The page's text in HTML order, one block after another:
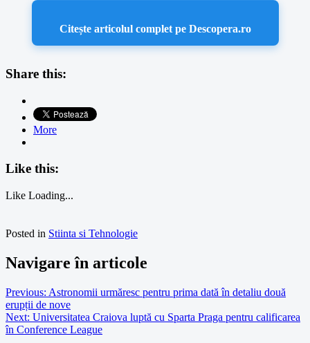
Citește articolul complet pe Descopera.ro
Share this:
More
Like this:
Like Loading...
Posted in Stiinta si Tehnologie
Navigare în articole
Previous: Astronomii urmăresc pentru prima dată în detaliu două
erupții de nove
Next: Universitatea Craiova luptă cu Sparta Praga pentru calificarea
în Conference League